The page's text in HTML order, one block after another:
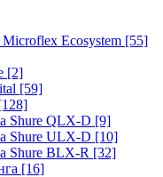
Ecosystem [55]
[2]
[59]
Shure QLX-D [9]
Shure ULX-D [10]
Shure BLX-R [32]
[16]